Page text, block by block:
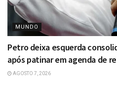
MUNDO
Petro deixa esquerda
após patinar em agenda de
AGOSTO 7, 2026